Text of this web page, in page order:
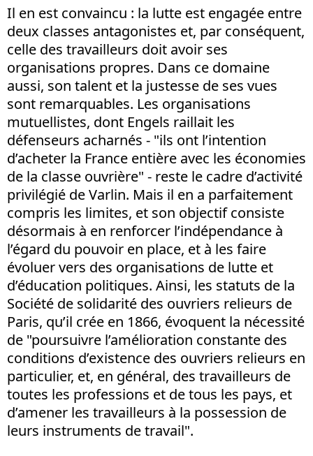
Il en est convaincu : la lutte est engagée entre
deux classes antagonistes et, par conséquent,
celle des travailleurs doit avoir ses
organisations propres. Dans ce domaine
aussi, son talent et la justesse de ses vues
sont remarquables. Les organisations
mutuellistes, dont Engels raillait les
défenseurs acharnés - "ils ont l’intention
d’acheter la France entière avec les économies
de la classe ouvrière" - reste le cadre d’activité
privilégié de Varlin. Mais il en a parfaitement
compris les limites, et son objectif consiste
désormais à en renforcer l’indépendance à
l’égard du pouvoir en place, et à les faire
évoluer vers des organisations de lutte et
d’éducation politiques. Ainsi, les statuts de la
Société de solidarité des ouvriers relieurs de
Paris, qu’il crée en 1866, évoquent la nécessité
de "poursuivre l’amélioration constante des
conditions d’existence des ouvriers relieurs en
particulier, et, en général, des travailleurs de
toutes les professions et de tous les pays, et
d’amener les travailleurs à la possession de
leurs instruments de travail".